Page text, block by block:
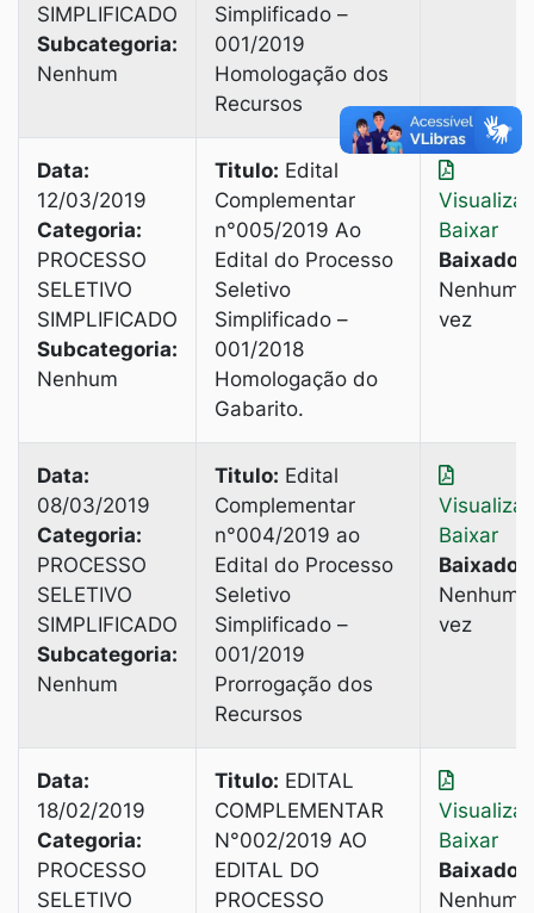
SIMPLIFICADO
Subcategoria:
Nenhum
Simplificado –
001/2019
Homologação dos
Recursos
Data:
12/03/2019
Categoria:
PROCESSO
SELETIVO
SIMPLIFICADO
Subcategoria:
Nenhum
Titulo: Edital
Complementar
n°005/2019 Ao
Edital do Processo
Seletivo
Simplificado –
001/2018
Homologação do
Gabarito.
Baixar
Baixado:
Nenhuma
vez
Data:
08/03/2019
Categoria:
PROCESSO
SELETIVO
SIMPLIFICADO
Subcategoria:
Nenhum
Titulo: Edital
Complementar
n°004/2019 ao
Edital do Processo
Seletivo
Simplificado –
001/2019
Prorrogação dos
Recursos
Baixar
Baixado:
Nenhuma
vez
Data:
18/02/2019
Categoria:
PROCESSO
SELETIVO
Titulo: EDITAL
COMPLEMENTAR
N°002/2019 AO
EDITAL DO
PROCESSO
Baixar
Baixado:
Nenhuma